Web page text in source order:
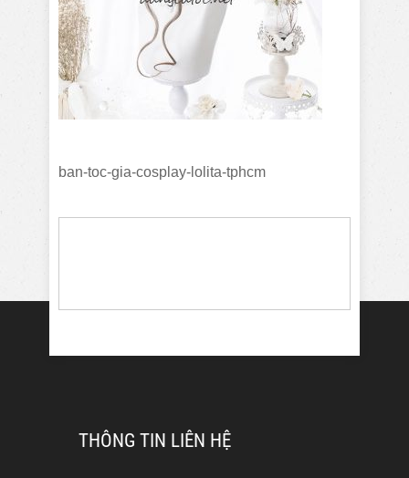
ban-toc-gia-cosplay-lolita-tphcm
THÔNG TIN LIÊN HỆ